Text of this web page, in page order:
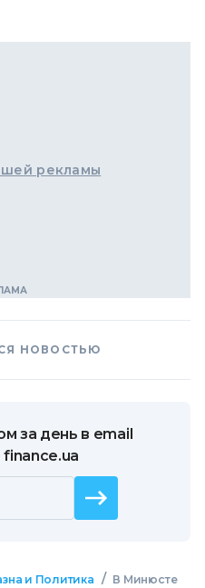
рекламы
НОВОСТЬЮ
за день в email
и Политика / В Минюсте